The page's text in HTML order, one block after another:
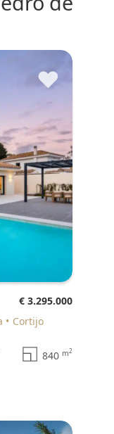
♥
€ 3.295.000
Cortijo
840 m2